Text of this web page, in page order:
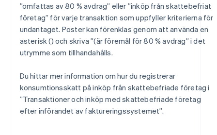
”omfattas av 80 % avdrag” eller ”inköp från skattebefriat
företag” för varje transaktion som uppfyller kriterierna för
undantaget. Poster kan förenklas genom att använda en
asterisk () och skriva ”(är föremål för 80 % avdrag” i det
utrymme som tillhandahålls.
Du hittar mer information om hur du registrerar
konsumtionsskatt på inköp från skattebefriade företag i
”Transaktioner och inköp med skattebefriade företag
efter införandet av faktureringssystemet”.